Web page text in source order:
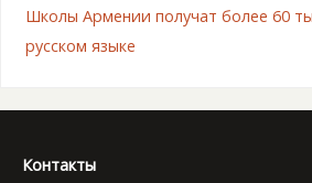
Школы Армении получат более 60
русском языке
Контакты